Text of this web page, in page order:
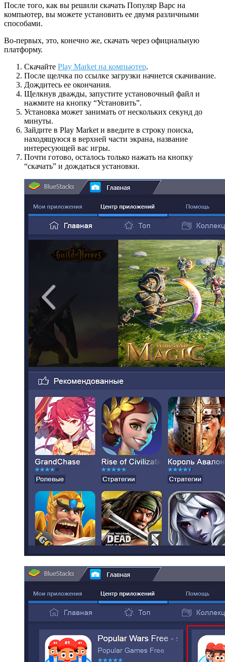
После того, как вы решили скачать Популяр Варс на
компьютер, вы можете установить ее двумя различными
способами.
Во-первых, это, конечно же, скачать через официальную
платформу.
Скачайте Play Market на компьютер.
После щелчка по ссылке загрузки начнется скачивание.
Дождитесь ее окончания.
Щелкнув дважды, запустите установочный файл и
нажмите на кнопку “Установить”.
Установка может занимать от нескольких секунд до
минуты.
Зайдите в Play Market и введите в строку поиска,
находящуюся в верхней части экрана, название
интересующей вас игры.
Почти готово, осталось только нажать на кнопку
“скачать” и дождаться установки.